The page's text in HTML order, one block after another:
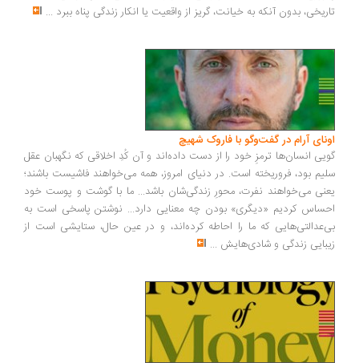
بدون آنکه به خیانت، گریز از واقعیت یا انکار زندگی پناه ببرد...
آرام در گفت‌وگو با فاروک شهیچ‭
انسان‌ها ترمزِ خود را از دست داده‌اند و آن کُدِ اخلاقی که نگهبان عقل
بود، فروریخته است. در دنیای امروز، همه می‌خواهند فاشیست باشند؛
می‌خواهند نفرت، محورِ زندگی‌شان باشد... ما با گوشت و پوست خود
کردیم «دیگری» بودن چه معنایی دارد... نوشتن پاسخی است به
که ما را احاطه کرده‌اند، و در عین حال، ستایشی است از
زندگی و شادی‌هایش...